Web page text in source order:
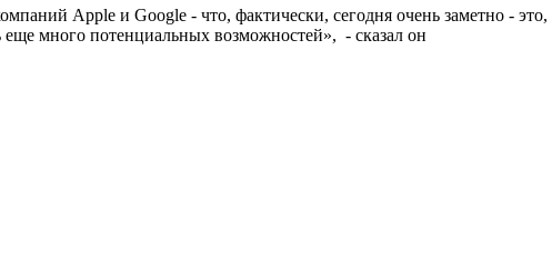
Apple и Google - что, фактически, сегодня очень заметно -
еще много потенциальных возможностей», - сказал он